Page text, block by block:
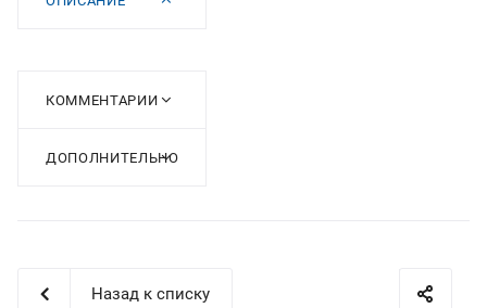
КОММЕНТАРИИ
ДОПОЛНИТЕЛЬНО
Назад к списку